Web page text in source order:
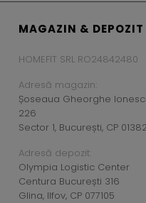
MAGAZIN & DEPOZIT
HOMEFIT SRL RO24842480
Adresă magazin:
Șoseaua Gheorghe
226
Sector 1, București, CP
Adresă depozit:
Olympia Logistic Center
Centura București 316
Glina, Ilfov, CP 077105